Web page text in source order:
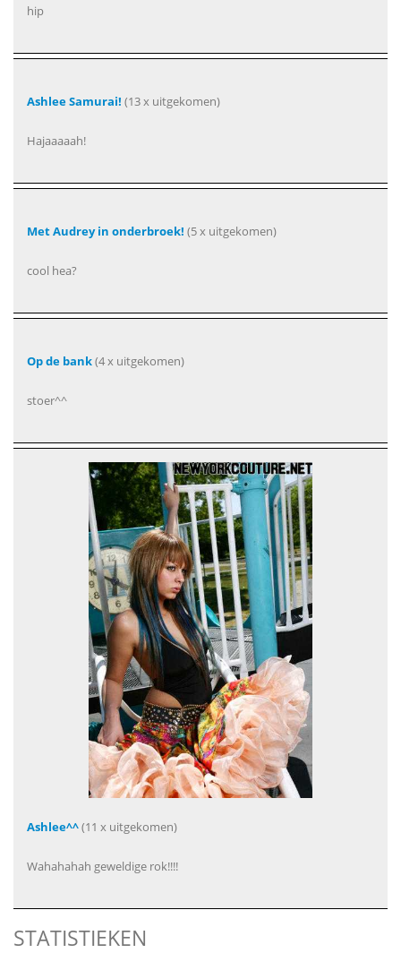
hip
Ashlee Samurai! (13 x uitgekomen)
Hajaaaaah!
Met Audrey in onderbroek! (5 x uitgekomen)
cool hea?
Op de bank(4 x uitgekomen)
stoer^^
Ashlee^^(11 x uitgekomen)
Wahahahah geweldige rok!!!!
STATISTIEKEN